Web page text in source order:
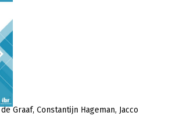
de Graaf Constantijn Hageman Jacco